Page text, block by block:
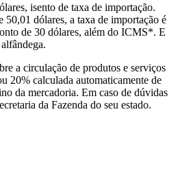
, isento de taxa de importação.
50,01 dólares, a taxa de importação é
de 30 dólares, além do ICMS*. E
a circulação de produtos e serviços
20% calculada automaticamente de
da mercadoria. Em caso de dúvidas
da Fazenda do seu estado.